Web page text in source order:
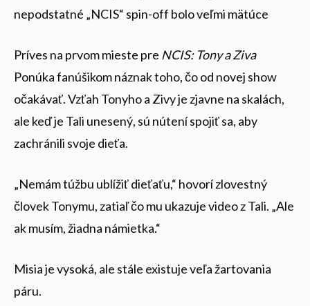
nepodstatné „NCIS“ spin-off bolo veľmi mätúce
Príves na prvom mieste pre NCIS: Tony a Ziva
Ponúka fanúšikom náznak toho, čo od novej show
očakávať. Vzťah Tonyho a Zivy je zjavne na skalách,
ale keď je Tali unesený, sú nútení spojiť sa, aby
zachránili svoje dieťa.
„Nemám túžbu ublížiť dieťaťu,“ hovorí zlovestný
človek Tonymu, zatiaľ čo mu ukazuje video z Tali. „Ale
ak musím, žiadna námietka.“
Misia je vysoká, ale stále existuje veľa žartovania
páru.